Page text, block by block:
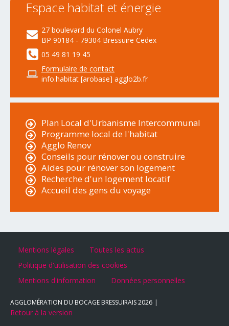
Espace habitat et énergie
27 boulevard du Colonel Aubry
BP 90184 - 79304 Bressuire Cedex
05 49 81 19 45
Formulaire de contact
info.habitat [arobase] agglo2b.fr
Plan Local d'Urbanisme Intercommunal
Programme local de l'habitat
Agglo Renov
Conseils pour rénover ou construire
Aides pour rénover son logement
Recherche d'un logement locatif
Accueil des gens du voyage
Mentions légales
Toutes les actus
Politique d'utilisation des cookies
Mentions d'information
Données personnelles
AGGLOMÉRATION DU BOCAGE BRESSUIRAIS2026
Retour à la version